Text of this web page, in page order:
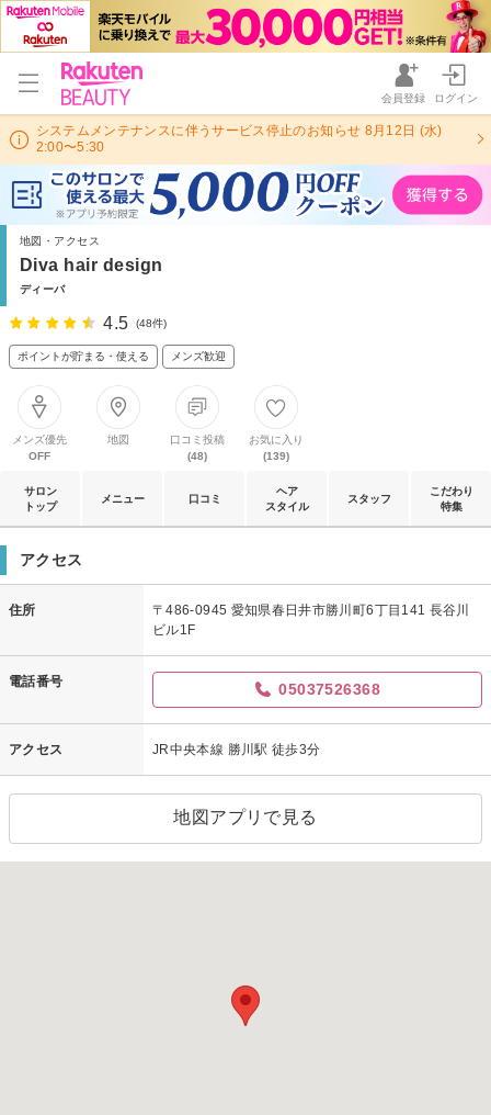
会員登録 ログイン
システムメンテナンスに伴うサービス停止のお知らせ 8月12日 (水)
2:00〜5:30
地図・アクセス
Diva hair design
ディーバ
4.5 (48件)
ポイントが貯まる・使える メンズ歓迎
メンズ優先
OFF
地図
口コミ投稿
(48)
お気に入り
(139)
サロン
トップ
メニュー 口コミ
ヘア
スタイル
スタッフ
こだわり
特集
アクセス
住所
〒486-0945 愛知県春日井市勝川町6丁目141 長谷川
ビル1F
電話番号 05037526368
アクセス JR中央本線 勝川駅 徒歩3分
地図アプリで見る